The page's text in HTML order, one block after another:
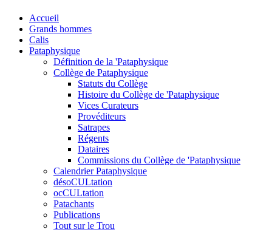
Accueil
Grands hommes
Calis
Pataphysique
Définition de la 'Pataphysique
Collège de Pataphysique
Statuts du Collège
Histoire du Collège de 'Pataphysique
Vices Curateurs
Provéditeurs
Satrapes
Régents
Dataires
Commissions du Collège de 'Pataphysique
Calendrier Pataphysique
désoCULtation
ocCULtation
Patachants
Publications
Tout sur le Trou